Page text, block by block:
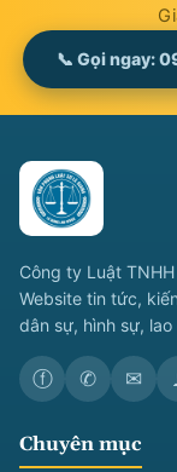
📞 Gọi ngay:
Công ty Luật
Website tin tức,
dân sự, hình sự,
ⓕ ✆ ✉
Chuyên mục